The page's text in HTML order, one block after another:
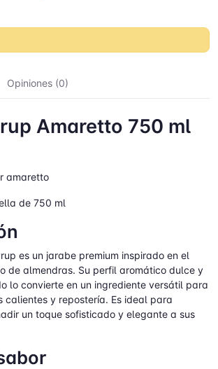
Opiniones (0)
Amaretto 750 ml
amaretto
de 750 ml
es un jarabe premium inspirado en el
de almendras. Su perfil aromático dulce y
lo convierte en un ingrediente versátil para
calientes y repostería. Es ideal para
un toque sofisticado y elegante a sus